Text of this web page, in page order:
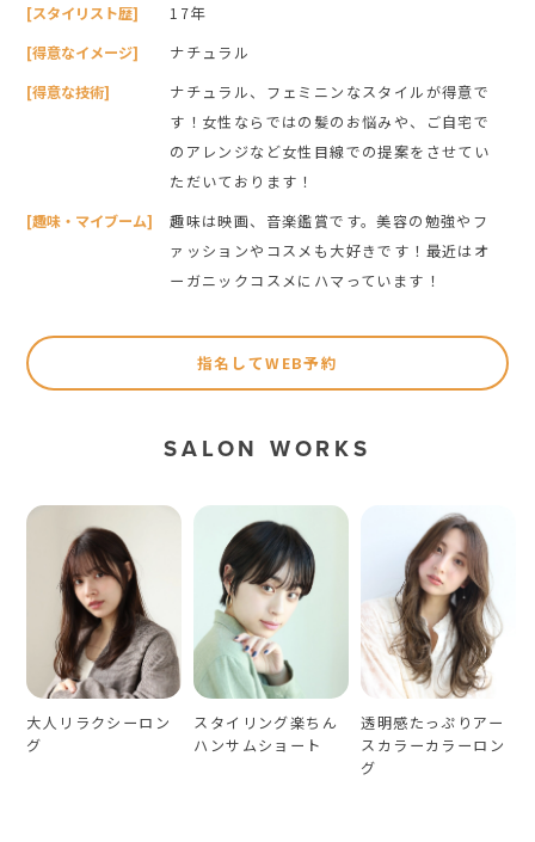
[スタイリスト歴]
17年
[得意なイメージ]
ナチュラル
[得意な技術]
ナチュラル、フェミニンなスタイルが得意で
す！女性ならではの髪のお悩みや、ご自宅で
のアレンジなど女性目線での提案をさせてい
ただいております！
[趣味・マイブーム]
趣味は映画、音楽鑑賞です。美容の勉強やフ
ァッションやコスメも大好きです！最近はオ
ーガニックコスメにハマっています！
指名してWEB予約
SALON WORKS
大人リラクシーロン
グ
スタイリング楽ちん
ハンサムショート
透明感たっぷりアー
スカラーカラーロン
グ